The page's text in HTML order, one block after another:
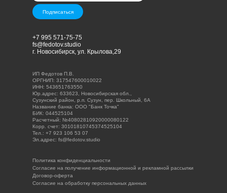
Политика конфиденциальности
Договор-оферта
Согласие на обработку персональных данных
Согласие на получение информационной и рекламной рассылки
+7 995 571-75-75
fs@fedotov.studio
г. Новосибирск, ул. Крылова,29
ИП Федотов П.В.
ОРГНИП: 317547600010022
ИНН: 543651763550
Юр.адрес: 633623, Новосибирская обл.,
Сузунский район, р.п. Сузун, пер. Школьный, 6А
Название банка: ООО "Банк Точка"
БИК: 044525104
Расчетный: №40802810920000080122
Корр. счет: 30101810745374525104
Тел.: +7 923 106 53 07
Эл.адрес: fs@fedotov.studio
Подписаться